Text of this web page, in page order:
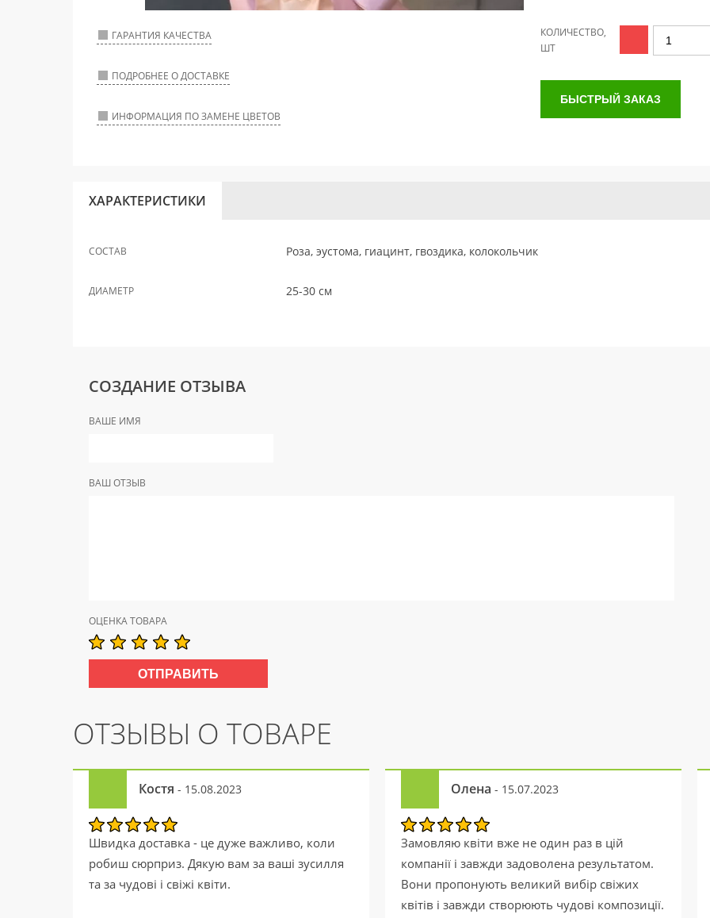
ГАРАНТИЯ КАЧЕСТВА
ПОДРОБНЕЕ О ДОСТАВКЕ
ИНФОРМАЦИЯ ПО ЗАМЕНЕ ЦВЕТОВ
КОЛИЧЕСТВО,
ШТ
БЫСТРЫЙ ЗАКАЗ
ХАРАКТЕРИСТИКИ
СОСТАВ Роза, эустома, гиацинт, гвоздика, колокольчик
ДИАМЕТР 25-30 см
СОЗДАНИЕ ОТЗЫВА
ВАШЕ ИМЯ
ВАШ ОТЗЫВ
ОЦЕНКА ТОВАРА
ОТЗЫВЫ О ТОВАРЕ
Костя - 15.08.2023
Швидка доставка - це дуже важливо, коли
робиш сюрприз. Дякую вам за ваші зусилля
та за чудові і свіжі квіти.
Олена - 15.07.2023
Замовляю квіти вже не один раз в цій
компанії і завжди задоволена результатом.
Вони пропонують великий вибір свіжих
квітів і завжди створюють чудові композиції.